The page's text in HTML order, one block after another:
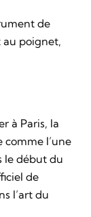
de
au poignet,
à Paris, la
comme l’une
le début du
de
l’art du